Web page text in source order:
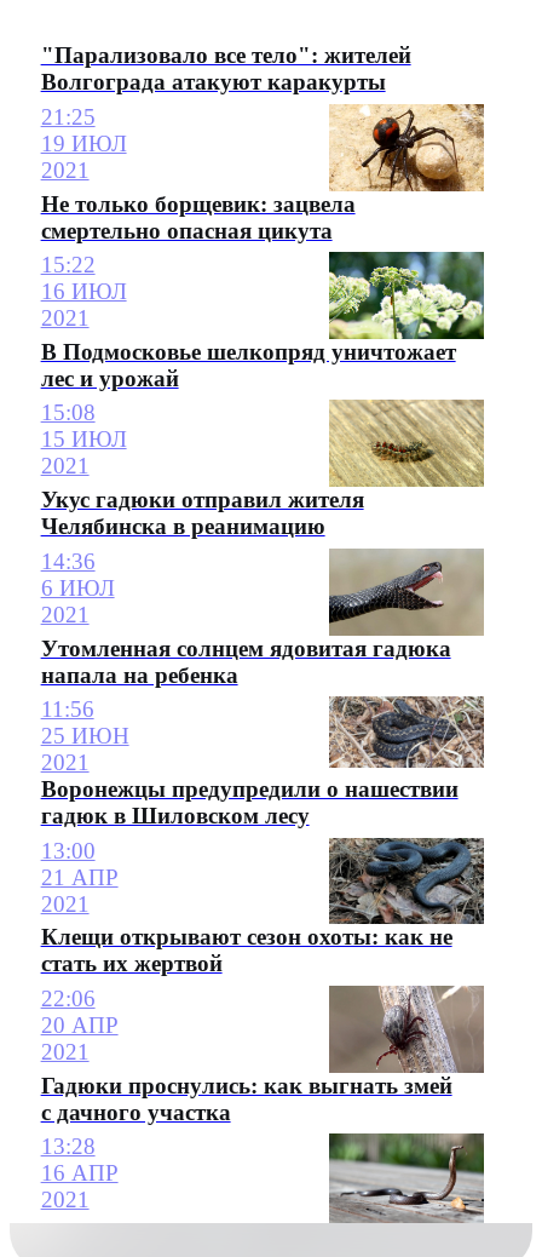
"Парализовало все тело": жителей
Волгограда атакуют каракурты
21:25
19 ИЮЛ
2021
Не только борщевик: зацвела
смертельно опасная цикута
15:22
16 ИЮЛ
2021
В Подмосковье шелкопряд уничтожает
лес и урожай
15:08
15 ИЮЛ
2021
Укус гадюки отправил жителя
Челябинска в реанимацию
14:36
6 ИЮЛ
2021
Утомленная солнцем ядовитая гадюка
напала на ребенка
11:56
25 ИЮН
2021
Воронежцы предупредили о нашествии
гадюк в Шиловском лесу
13:00
21 АПР
2021
Клещи открывают сезон охоты: как не
стать их жертвой
22:06
20 АПР
2021
Гадюки проснулись: как выгнать змей
с дачного участка
13:28
16 АПР
2021